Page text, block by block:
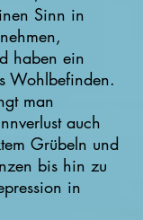
Sinn in
haben ein
Wohlbefinden.
man
auch
Grübeln und
bis hin zu
in